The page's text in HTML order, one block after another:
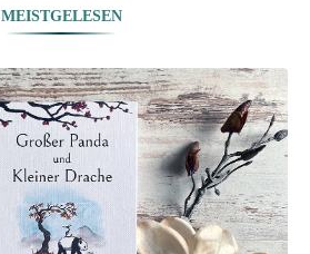
MEISTGELESEN